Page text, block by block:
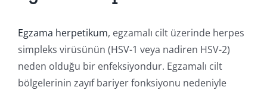
Egzama herpetikum, egzamalı cilt üzerinde herpes
simpleks virüsünün (HSV-1 veya nadiren HSV-2)
neden olduğu bir enfeksiyondur. Egzamalı cilt
bölgelerinin zayıf bariyer fonksiyonu nedeniyle